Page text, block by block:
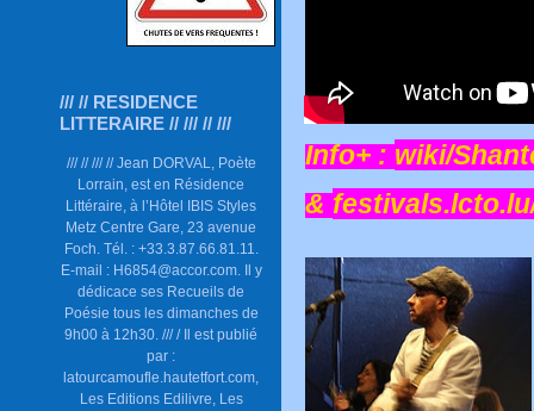
/// // RESIDENCE
LITTERAIRE // /// // ///
/// // /// // Jean DORVAL, Poète
Lorrain, est en Résidence
Littéraire, à l’Hôtel IBIS Styles
Metz Centre Gare, 23 avenue
Foch. Tél. : +33.3.87.66.81.11.
E-mail : H6854@accor.com. Il y
dédicace ses Recueils de
Poésie tous les dimanches de
9h00 à 12h30. /// / Il est publié
par :
latourcamoufle.hautetfort.com,
Les Editions Edilivre, Les
Info+ : wiki/
&